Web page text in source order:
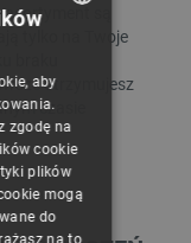
są
tylko na Twoje
otrzymujesz
czasie
CZECH
ENGLISH
GERMAN
aby
zgodę na
cookie
plików
mogą
do
na to